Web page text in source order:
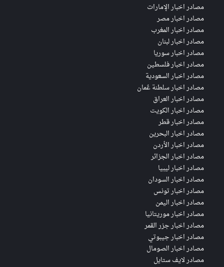
مصادر اخبار الإمارات
مصادر اخبار مصر
مصادر اخبار المغرب
مصادر اخبار لبنان
مصادر اخبار سوريا
مصادر اخبار فلسطين
مصادر اخبار السعودية
مصادر اخبار سلطنة عُمان
مصادر اخبار العراق
مصادر اخبار الكويت
مصادر اخبار قطر
مصادر اخبار البحرين
مصادر اخبار الأردن
مصادر اخبار الجزائر
مصادر اخبار ليبيا
مصادر اخبار السودان
مصادر اخبار تونس
مصادر اخبار اليمن
مصادر اخبار موريتانيا
مصادر اخبار جزر القمر
مصادر اخبار جيبوتي
مصادر اخبار الصومال
مصادر لايف ستايل